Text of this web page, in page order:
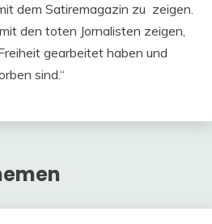
dem Satiremagazin zu zeigen.
den toten Jornalisten zeigen,
gearbeitet haben und
sind.“